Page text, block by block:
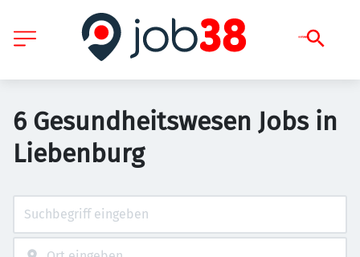
6 Gesundheitswesen Jobs in
Liebenburg